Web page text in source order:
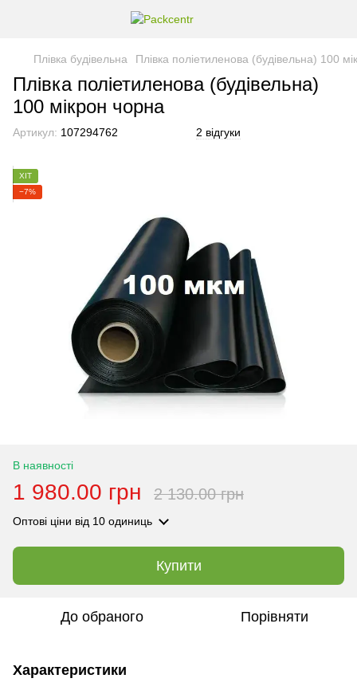
Плівка будівельна Плівка поліетиленова (будівельна) 100
Плівка поліетиленова (будівельна)
100 мікрон чорна
Артикул: 107294762 2 відгуки
ХІТ
−7%
В наявності
1 980.00 грн 2 130.00 грн
Оптові ціни від 10 одиниць
Купити
До обраного Порівняти
Характеристики